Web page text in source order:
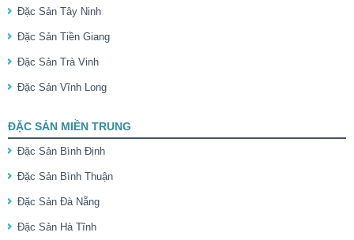
Đặc Sản Tây Ninh
Đặc Sản Tiền Giang
Đặc Sản Trà Vinh
Đặc Sản Vĩnh Long
ĐẶC SẢN MIỀN TRUNG
Đặc Sản Bình Định
Đặc Sản Bình Thuận
Đặc Sản Đà Nẵng
Đặc Sản Hà Tĩnh